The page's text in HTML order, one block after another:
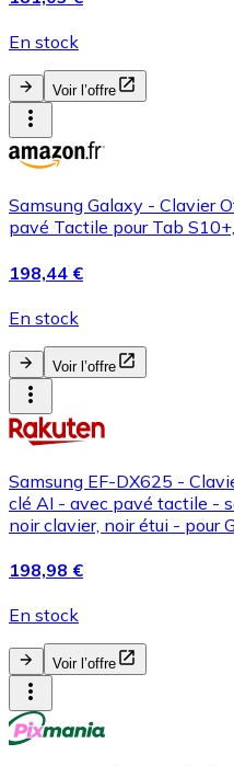
En stock
Voir l’offre
Samsung Galaxy - Clavier
pavé Tactile pour Tab
198,44 €
En stock
Voir l’offre
Samsung EF-DX625 -
clé AI - avec pavé tactile -
noir clavier, noir étui - pour
198,98 €
En stock
Voir l’offre